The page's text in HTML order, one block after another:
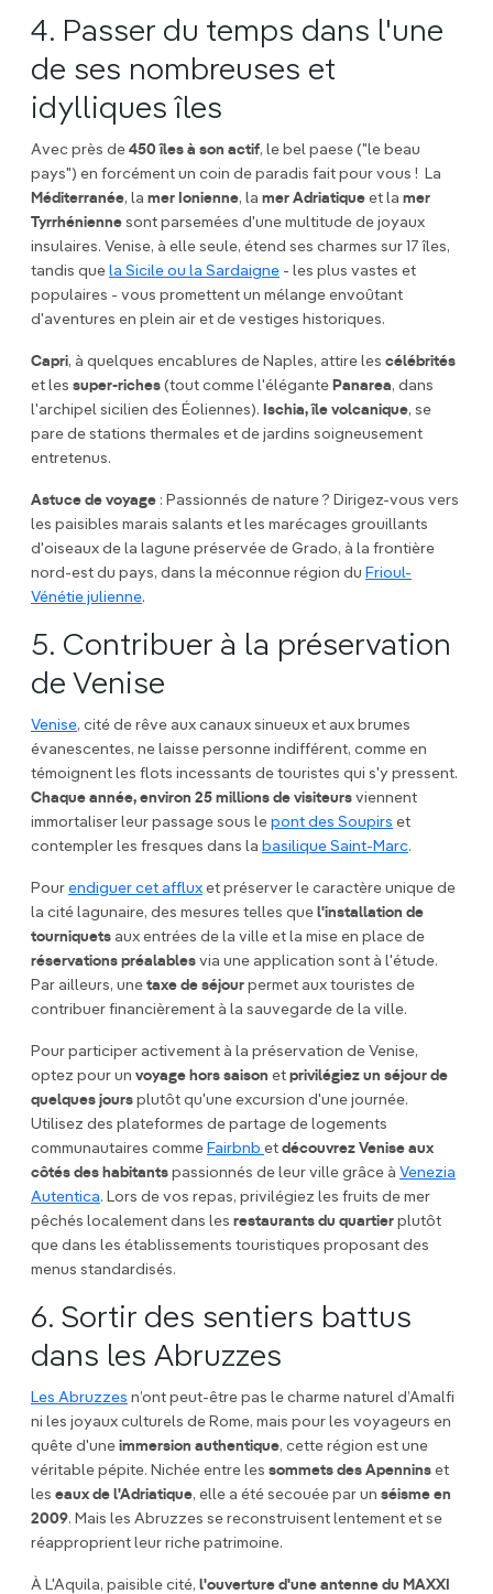
4. Passer du temps dans l'une
de ses nombreuses et
idylliques îles
Avec près de 450 îles à son actif, le bel paese ("le beau
pays") en forcément un coin de paradis fait pour vous ! La
Méditerranée, la mer Ionienne, la mer Adriatique et la mer
Tyrrhénienne sont parsemées d'une multitude de joyaux
insulaires. Venise, à elle seule, étend ses charmes sur 17 îles,
tandis que la Sicile ou la Sardaigne - les plus vastes et
populaires - vous promettent un mélange envoûtant
d'aventures en plein air et de vestiges historiques.
Capri, à quelques encablures de Naples, attire les célébrités
et les super-riches (tout comme l'élégante Panarea, dans
l'archipel sicilien des Éoliennes). Ischia, île volcanique, se
pare de stations thermales et de jardins soigneusement
entretenus.
Astuce de voyage : Passionnés de nature ? Dirigez-vous vers
les paisibles marais salants et les marécages grouillants
d'oiseaux de la lagune préservée de Grado, à la frontière
nord-est du pays, dans la méconnue région du Frioul-
Vénétie julienne.
5. Contribuer à la préservation
de Venise
Venise, cité de rêve aux canaux sinueux et aux brumes
évanescentes, ne laisse personne indifférent, comme en
témoignent les flots incessants de touristes qui s'y pressent.
Chaque année, environ 25 millions de visiteurs viennent
immortaliser leur passage sous le pont des Soupirs et
contempler les fresques dans la basilique Saint-Marc.
Pour endiguer cet afflux et préserver le caractère unique de
la cité lagunaire, des mesures telles que l'installation de
tourniquets aux entrées de la ville et la mise en place de
réservations préalables via une application sont à l'étude.
Par ailleurs, une taxe de séjour permet aux touristes de
contribuer financièrement à la sauvegarde de la ville.
Pour participer activement à la préservation de Venise,
optez pour un voyage hors saison et privilégiez un séjour de
quelques jours plutôt qu'une excursion d'une journée.
Utilisez des plateformes de partage de logements
communautaires comme Fairbnb et découvrez Venise aux
côtés des habitants passionnés de leur ville grâce à Venezia
Autentica. Lors de vos repas, privilégiez les fruits de mer
pêchés localement dans les restaurants du quartier plutôt
que dans les établissements touristiques proposant des
menus standardisés.
6. Sortir des sentiers battus
dans les Abruzzes
Les Abruzzes n’ont peut-être pas le charme naturel d’Amalfi
ni les joyaux culturels de Rome, mais pour les voyageurs en
quête d'une immersion authentique, cette région est une
véritable pépite. Nichée entre les sommets des Apennins et
les eaux de l'Adriatique, elle a été secouée par un séisme en
2009. Mais les Abruzzes se reconstruisent lentement et se
réapproprient leur riche patrimoine.
À L'Aquila, paisible cité, l'ouverture d'une antenne du MAXXI